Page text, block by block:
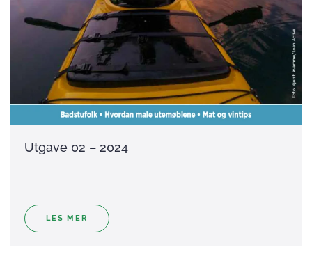
Utgave 02 – 2024
LES MER